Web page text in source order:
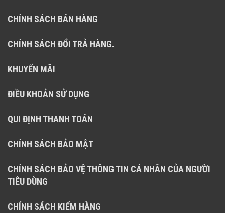
CHÍNH SÁCH BÁN HÀNG
CHÍNH SÁCH ĐỔI TRẢ HÀNG.
KHUYẾN MÃI
ĐIỀU KHOẢN SỬ DỤNG
QUI ĐỊNH THANH TOÁN
CHÍNH SÁCH BẢO MẬT
CHÍNH SÁCH BẢO VỆ THÔNG TIN CÁ NHÂN CỦA NGƯỜI
TIÊU DÙNG
CHÍNH SÁCH KIỂM HÀNG